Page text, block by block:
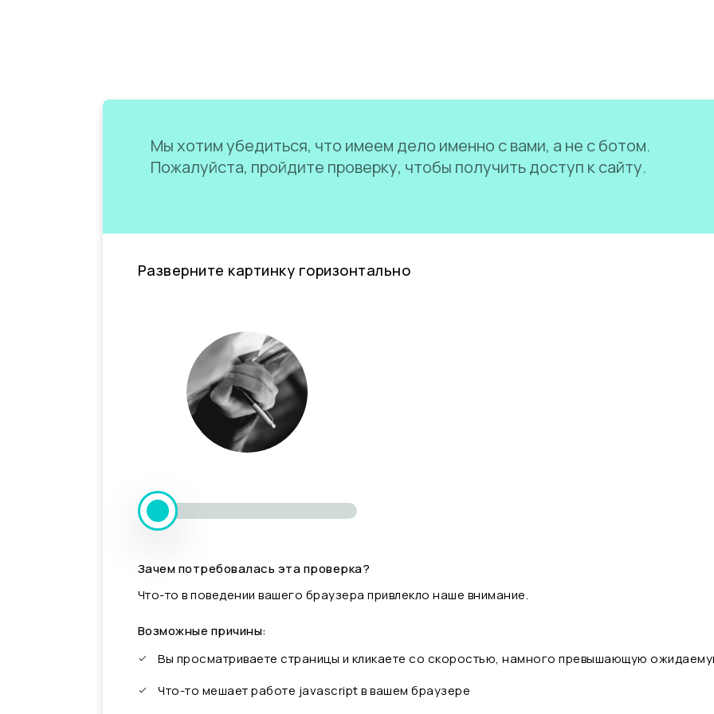
Мы хотим убедиться, что имеем дело именно с вами, а не с ботом.
Пожалуйста, пройдите проверку, чтобы получить доступ к сайту.
Разверните картинку горизонтально
Зачем потребовалась эта проверка?
Что-то в поведении вашего браузера привлекло наше внимание.
Возможные причины:
Вы просматриваете страницы и кликаете со скоростью, намного превышающую
Что-то мешает работе javascript в вашем браузере